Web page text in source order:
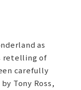
as
retelling of
carefully
Tony Ross,